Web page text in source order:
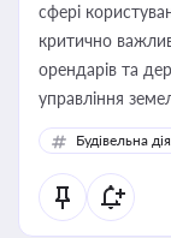
сфері
критично
орендарів та
управління
Будівельна